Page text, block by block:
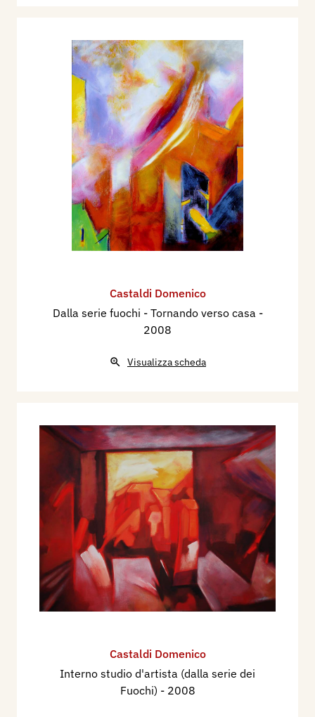
Castaldi Domenico
Dalla serie fuochi - Tornando verso casa -
2008
Visualizza scheda
Castaldi Domenico
Interno studio d'artista (dalla serie dei
Fuochi) - 2008